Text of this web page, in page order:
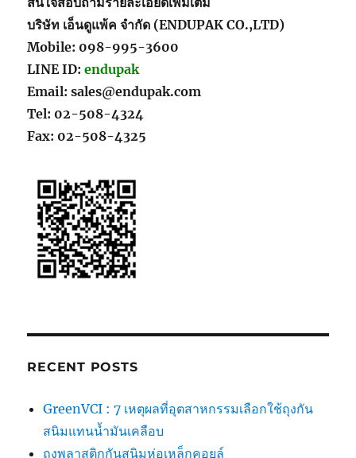
บริษัท เอ็นดูแพ้ค จำกัด (ENDUPAK CO.,LTD)
Mobile: 098-995-3600
LINE ID:endupak
Email: sales@endupak.com
Tel: 02-508-4324
Fax: 02-508-4325
RECENT POSTS
GreenVCI : 7 เหตุผลที่อุตสาหกรรมเลือกใช้ถุงกัน
สนิมแทนน้ำมันเคลือบ
ถุงพลาสติกกันสนิมห่อเหล็กคอยล์